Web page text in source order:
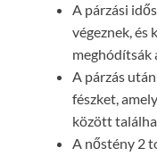
A párzási
végeznek, és
meghódítsák
A párzás
fészket,
között
A nőstény 2